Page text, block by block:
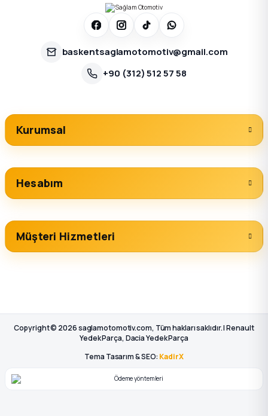
baskentsaglamotomotiv@gmail.com
+90 (312) 512 57 58
Kurumsal
Hesabım
Müşteri Hizmetleri
Copyright © 2026 saglamotomotiv.com, Tüm hakları saklıdır. | Renault
Yedek Parça, Dacia Yedek Parça
Tema Tasarım & SEO: KadirX